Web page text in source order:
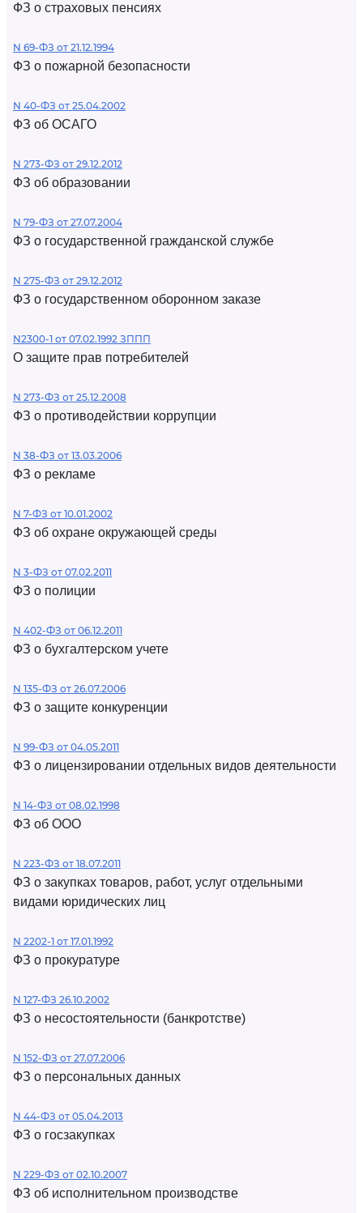
ФЗ о страховых пенсиях
N 69-ФЗ от 21.12.1994
ФЗ о пожарной безопасности
N 40-ФЗ от 25.04.2002
ФЗ об ОСАГО
N 273-ФЗ от 29.12.2012
ФЗ об образовании
N 79-ФЗ от 27.07.2004
ФЗ о государственной гражданской службе
N 275-ФЗ от 29.12.2012
ФЗ о государственном оборонном заказе
N2300-1 от 07.02.1992 ЗППП
О защите прав потребителей
N 273-ФЗ от 25.12.2008
ФЗ о противодействии коррупции
N 38-ФЗ от 13.03.2006
ФЗ о рекламе
N 7-ФЗ от 10.01.2002
ФЗ об охране окружающей среды
N 3-ФЗ от 07.02.2011
ФЗ о полиции
N 402-ФЗ от 06.12.2011
ФЗ о бухгалтерском учете
N 135-ФЗ от 26.07.2006
ФЗ о защите конкуренции
N 99-ФЗ от 04.05.2011
ФЗ о лицензировании отдельных видов деятельности
N 14-ФЗ от 08.02.1998
ФЗ об ООО
N 223-ФЗ от 18.07.2011
ФЗ о закупках товаров, работ, услуг отдельными
видами юридических лиц
N 2202-1 от 17.01.1992
ФЗ о прокуратуре
N 127-ФЗ 26.10.2002
ФЗ о несостоятельности (банкротстве)
N 152-ФЗ от 27.07.2006
ФЗ о персональных данных
N 44-ФЗ от 05.04.2013
ФЗ о госзакупках
N 229-ФЗ от 02.10.2007
ФЗ об исполнительном производстве